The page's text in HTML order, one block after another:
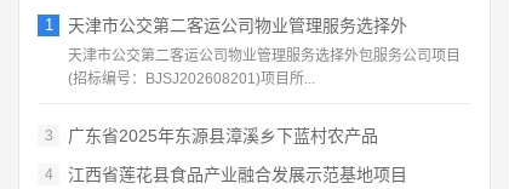
1 天津市公交第二客运公司物业管理服务选择外
天津市公交第二客运公司物业管理服务选择外包服务公司项目
(招标编号：BJSJ202608201)项目所...
3 广东省2025年东源县漳溪乡下蓝村农产品
4 江西省莲花县食品产业融合发展示范基地项目